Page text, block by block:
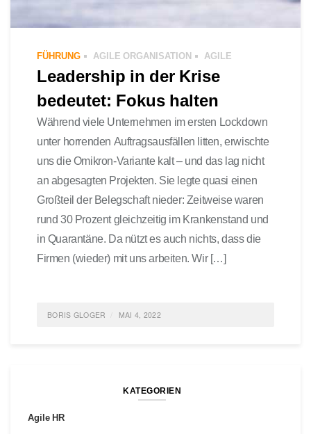
FÜHRUNG AGILE ORGANISATION AGILE
Leadership in der Krise
bedeutet: Fokus halten
Während viele Unternehmen im ersten Lockdown
unter horrenden Auftragsausfällen litten, erwischte
uns die Omikron-Variante kalt – und das lag nicht
an abgesagten Projekten. Sie legte quasi einen
Großteil der Belegschaft nieder: Zeitweise waren
rund 30 Prozent gleichzeitig im Krankenstand und
in Quarantäne. Da nützt es auch nichts, dass die
Firmen (wieder) mit uns arbeiten. Wir […]
BORIS GLOGER MAI 4, 2022
KATEGORIEN
Agile HR